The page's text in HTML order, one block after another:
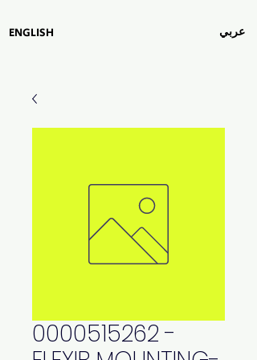
عربي ENGLISH
0000515262 -